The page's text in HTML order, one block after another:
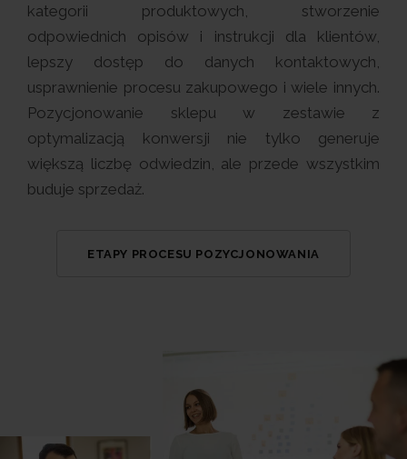
kategorii produktowych, stworzenie
odpowiednich opisów i instrukcji dla klientów,
lepszy dostęp do danych kontaktowych,
usprawnienie procesu zakupowego i wiele innych.
Pozycjonowanie sklepu w zestawie z
optymalizacją konwersji nie tylko generuje
większą liczbę odwiedzin, ale przede wszystkim
buduje sprzedaż.
ETAPY PROCESU POZYCJONOWANIA